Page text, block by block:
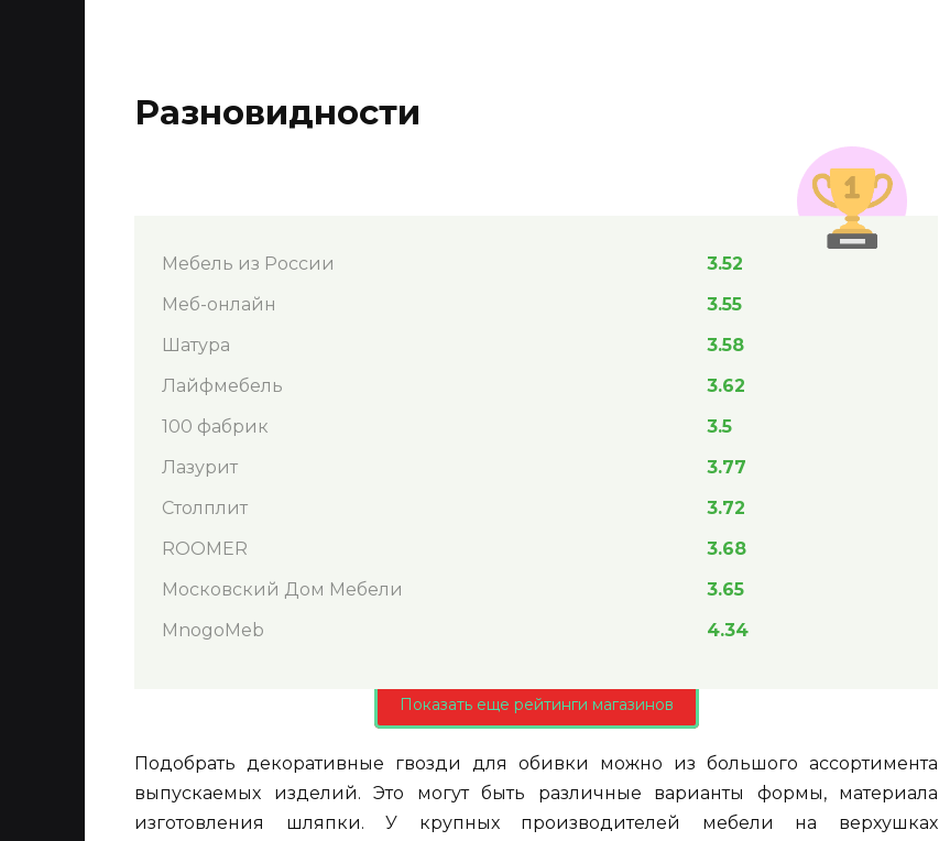
Разновидности
Мебель из России
3.52
Меб-онлайн
3.55
Шатура
3.58
Лайфмебель
3.62
100 фабрик
3.5
Лазурит
3.77
Столплит
3.72
ROOMER
3.68
Московский Дом Мебели
3.65
MnogoMeb
4.34
Показать еще рейтинги магазинов
Подобрать декоративные гвозди для обивки можно из большого ассортимента
выпускаемых изделий. Это могут быть различные варианты формы, материала
изготовления шляпки. У крупных производителей мебели на верхушках